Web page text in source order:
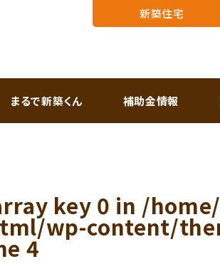
新築住宅
まるで新築くん 補助金情報
key 0 in /
wp-content/
4